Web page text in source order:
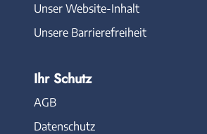
Unser Website-Inhalt
Unsere Barrierefreiheit
Ihr Schutz
AGB
Datenschutz